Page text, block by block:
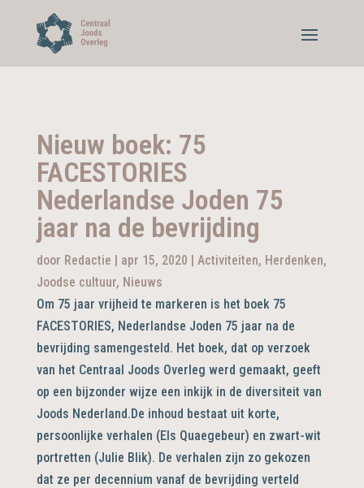
Nieuw boek: 75
FACESTORIES
Nederlandse Joden 75
jaar na de bevrijding
door Redactie | apr 15, 2020 | Activiteiten, Herdenken,
Joodse cultuur, Nieuws
Om 75 jaar vrijheid te markeren is het boek 75
FACESTORIES, Nederlandse Joden 75 jaar na de
bevrijding samengesteld. Het boek, dat op verzoek
van het Centraal Joods Overleg werd gemaakt, geeft
op een bijzonder wijze een inkijk in de diversiteit van
Joods Nederland.De inhoud bestaat uit korte,
persoonlijke verhalen (Els Quaegebeur) en zwart-wit
portretten (Julie Blik). De verhalen zijn zo gekozen
dat ze per decennium vanaf de bevrijding verteld